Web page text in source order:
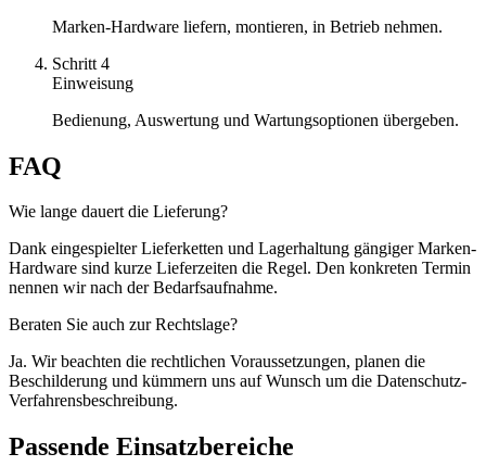
Marken-Hardware liefern, montieren, in Betrieb nehmen.
Schritt 4
Einweisung
Bedienung, Auswertung und Wartungsoptionen übergeben.
FAQ
Wie lange dauert die Lieferung?
Dank eingespielter Lieferketten und Lagerhaltung gängiger Marken-
Hardware sind kurze Lieferzeiten die Regel. Den konkreten Termin
nennen wir nach der Bedarfsaufnahme.
Beraten Sie auch zur Rechtslage?
Ja. Wir beachten die rechtlichen Voraussetzungen, planen die
Beschilderung und kümmern uns auf Wunsch um die Datenschutz-
Verfahrensbeschreibung.
Passende Einsatzbereiche